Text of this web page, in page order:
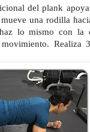
del plank
una rodilla
lo mismo con la
Realiza